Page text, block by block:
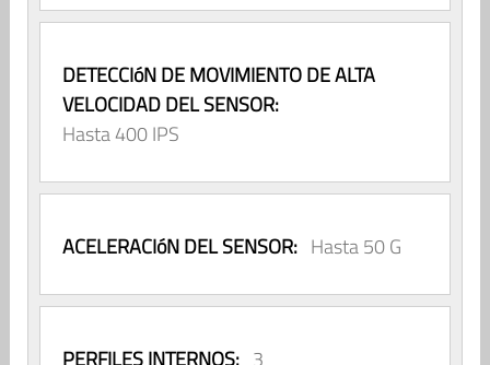
DETECCIóN DE MOVIMIENTO DE ALTA
VELOCIDAD DEL SENSOR:
Hasta 400 IPS
ACELERACIóN DEL SENSOR: Hasta 50 G
PERFILES INTERNOS: 3